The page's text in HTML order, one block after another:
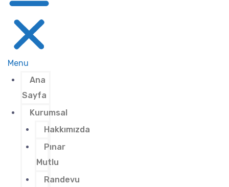
Menu
Ana
Sayfa
Kurumsal
Hakkımızda
Pınar
Mutlu
Randevu